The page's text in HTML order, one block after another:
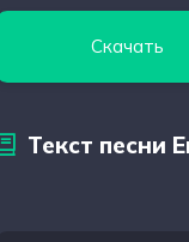
Скачать
Текст песни